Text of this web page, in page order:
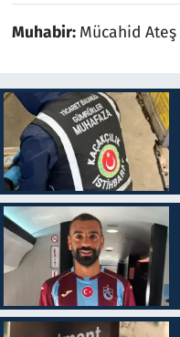
Muhabir: Mücahid Ateş